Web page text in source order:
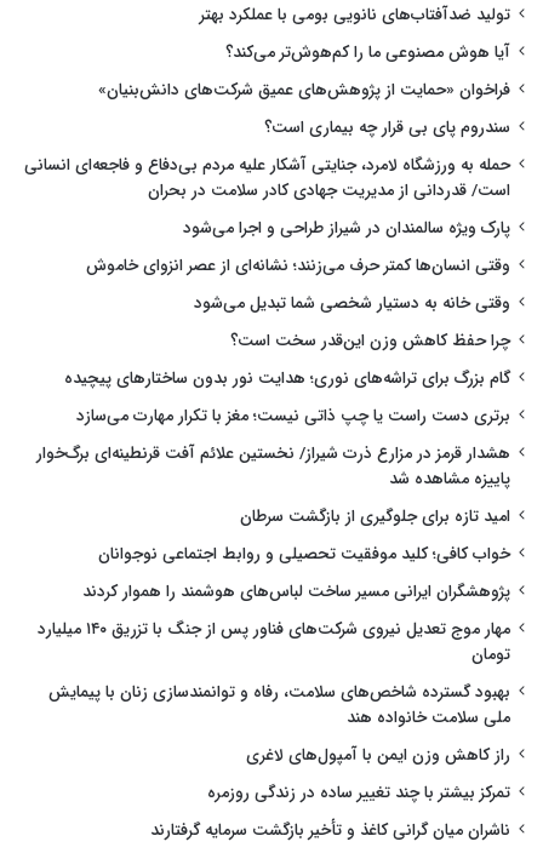
تولید ضدآفتاب‌های نانویی بومی با عملکرد بهتر
آیا هوش مصنوعی ما را کم‌هوش‌تر می‌کند؟
فراخوان «حمایت از پژوهش‌های عمیق شرکت‌های دانش‌بنیان»
سندروم پای بی قرار چه بیماری است؟
حمله به ورزشگاه لامرد، جنایتی آشکار علیه مردم بی‌دفاع و فاجعه‌ای انسانی
است/ قدردانی از مدیریت جهادی کادر سلامت در بحران
پارک ویژه سالمندان در شیراز طراحی و اجرا می‌شود
وقتی انسان‌ها کمتر حرف می‌زنند؛ نشانه‌ای از عصر انزوای خاموش
وقتی خانه به دستیار شخصی شما تبدیل می‌شود
چرا حفظ کاهش وزن این‌قدر سخت است؟
گام بزرگ برای تراشه‌های نوری؛ هدایت نور بدون ساختارهای پیچیده
برتری دست راست یا چپ ذاتی نیست؛ مغز با تکرار مهارت می‌سازد
هشدار قرمز در مزارع ذرت شیراز/ نخستین علائم آفت قرنطینه‌ای برگ‌خوار
پاییزه مشاهده شد
امید تازه برای جلوگیری از بازگشت سرطان
خواب کافی؛ کلید موفقیت تحصیلی و روابط اجتماعی نوجوانان
پژوهشگران ایرانی مسیر ساخت لباس‌های هوشمند را هموار کردند
مهار موج تعدیل نیروی شرکت‌های فناور پس از جنگ با تزریق ۱۴۰ میلیارد
تومان
بهبود گسترده شاخص‌های سلامت، رفاه و توانمندسازی زنان با پیمایش
ملی سلامت خانواده هند
راز کاهش وزن ایمن با آمپول‌های لاغری
تمرکز بیشتر با چند تغییر ساده در زندگی روزمره
ناشران میان گرانی کاغذ و تأخیر بازگشت سرمایه گرفتارند